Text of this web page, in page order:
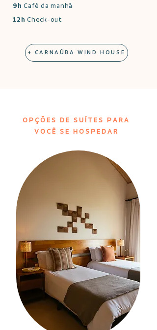
9hCafé da manhã
12h Check-out
+ CARNAÚBA WIND HOUSE
OPÇÕES DE SUÍTES PARA
VOCÊ SE HOSPEDAR